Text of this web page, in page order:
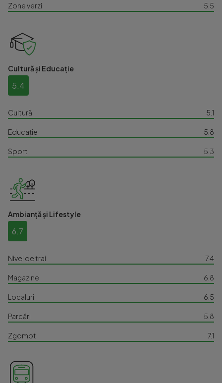
Zone verzi 5.5
Cultură și Educație
5.4
Cultură 5.1
Educație 5.8
Sport 5.3
Ambianță și Lifestyle
6.7
Nivel de trai 7.4
Magazine 6.8
Localuri 6.5
Parcări 5.8
Zgomot 7.1